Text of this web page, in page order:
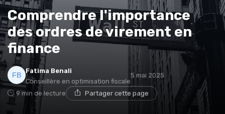
Comprendre l'importance
des ordres de virement en
finance
Fatima Benali
Conseillère en optimisation fiscale
5 mai 2025
9 min de lecture Partager cette page